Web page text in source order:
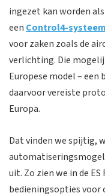
ingezet kan worden
een Control4-systeem
voor zaken zoals de
verlichting. Die
Europese model – een
daarvoor vereiste
Europa.
Dat vinden we spijtig,
uit. Zo zien we in de
bedieningsopties